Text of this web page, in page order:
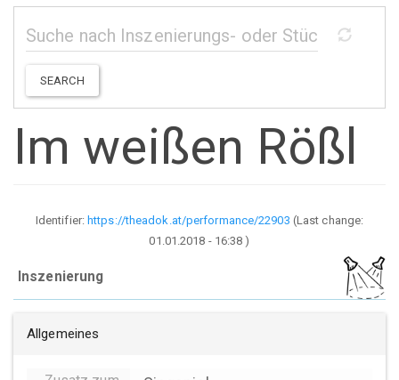
SEARCH
Im weißen Rößl
Identifier:https://theadok.at/performance/22903 (Last change:
01.01.2018 - 16:38 )
Inszenierung
Allgemeines